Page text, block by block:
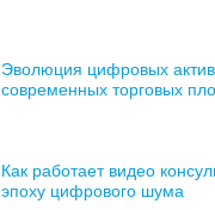
Эволюция цифровых
современных торговых
Как работает видео
эпоху цифрового шума